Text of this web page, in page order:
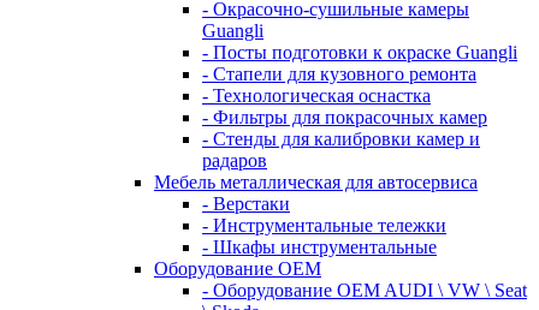
- Окрасочно-сушильные камеры
Guangli
- Посты подготовки к окраске Guangli
- Стапели для кузовного ремонта
- Технологическая оснастка
- Фильтры для покрасочных камер
- Стенды для калибровки камер и
радаров
Мебель металлическая для автосервиса
- Верстаки
- Инструментальные тележки
- Шкафы инструментальные
Оборудование OEM
- Оборудование OEM AUDI \ VW \ Seat